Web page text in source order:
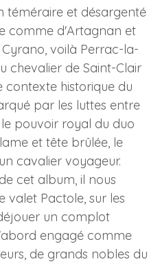
téméraire et désargenté
comme d'Artagnan et
voilà Perrac-la-
chevalier de Saint-Clair
historique du
par les luttes entre
pouvoir royal du duo
et tête brûlée, le
cavalier voyageur.
cet album, il nous
valet Pactole, sur les
un complot
engagé comme
de grands nobles du